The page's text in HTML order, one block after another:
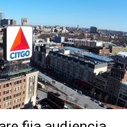
Claras
Digital